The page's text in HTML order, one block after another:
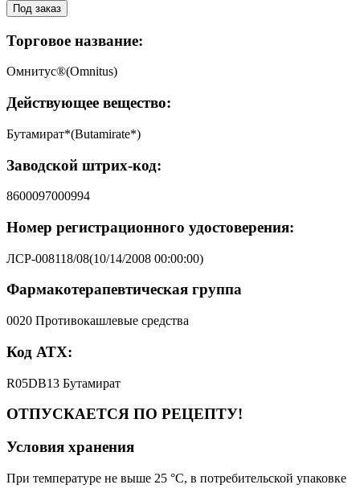
Под заказ
Торговое название:
Омнитус®(Omnitus)
Действующее вещество:
Бутамират*(Butamirate*)
Заводской штрих-код:
8600097000994
Номер регистрационного удостоверения:
ЛСР-008118/08(10/14/2008 00:00:00)
Фармакотерапевтическая группа
0020 Противокашлевые средства
Код АТХ:
R05DB13 Бутамират
ОТПУСКАЕТСЯ ПО РЕЦЕПТУ!
Условия хранения
При температуре не выше 25 °C, в потребительской упаковке